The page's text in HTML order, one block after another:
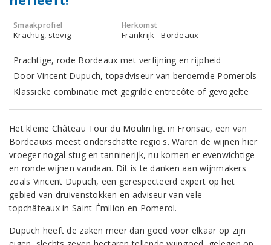
Smaakprofiel
Krachtig, stevig
Herkomst
Frankrijk - Bordeaux
Prachtige, rode Bordeaux met verfijning en rijpheid
Door Vincent Dupuch, topadviseur van beroemde Pomerols
Klassieke combinatie met gegrilde entrecôte of gevogelte
Het kleine Château Tour du Moulin ligt in Fronsac, een van
Bordeauxs meest onderschatte regio's. Waren de wijnen hier
vroeger nogal stug en tanninerijk, nu komen er evenwichtige
en ronde wijnen vandaan. Dit is te danken aan wijnmakers
zoals Vincent Dupuch, een gerespecteerd expert op het
gebied van druivenstokken en adviseur van vele
topchâteaux in Saint-Émilion en Pomerol.
Dupuch heeft de zaken meer dan goed voor elkaar op zijn